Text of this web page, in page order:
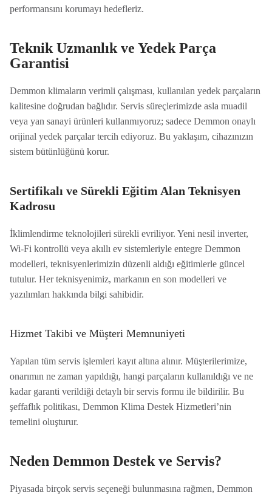
performansını korumayı hedefleriz.
Teknik Uzmanlık ve Yedek Parça
Garantisi
Demmon klimaların verimli çalışması, kullanılan yedek parçaların
kalitesine doğrudan bağlıdır. Servis süreçlerimizde asla muadil
veya yan sanayi ürünleri kullanmıyoruz; sadece Demmon onaylı
orijinal yedek parçalar tercih ediyoruz. Bu yaklaşım, cihazınızın
sistem bütünlüğünü korur.
Sertifikalı ve Sürekli Eğitim Alan Teknisyen
Kadrosu
İklimlendirme teknolojileri sürekli evriliyor. Yeni nesil inverter,
Wi-Fi kontrollü veya akıllı ev sistemleriyle entegre Demmon
modelleri, teknisyenlerimizin düzenli aldığı eğitimlerle güncel
tutulur. Her teknisyenimiz, markanın en son modelleri ve
yazılımları hakkında bilgi sahibidir.
Hizmet Takibi ve Müşteri Memnuniyeti
Yapılan tüm servis işlemleri kayıt altına alınır. Müşterilerimize,
onarımın ne zaman yapıldığı, hangi parçaların kullanıldığı ve ne
kadar garanti verildiği detaylı bir servis formu ile bildirilir. Bu
şeffaflık politikası, Demmon Klima Destek Hizmetleri’nin
temelini oluşturur.
Neden Demmon Destek ve Servis?
Piyasada birçok servis seçeneği bulunmasına rağmen, Demmon